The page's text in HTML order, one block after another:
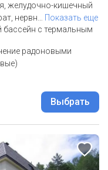
желудочно-кишечный
нервн… Показать еще
бассейн с термальным
радоновыми
Выбрать